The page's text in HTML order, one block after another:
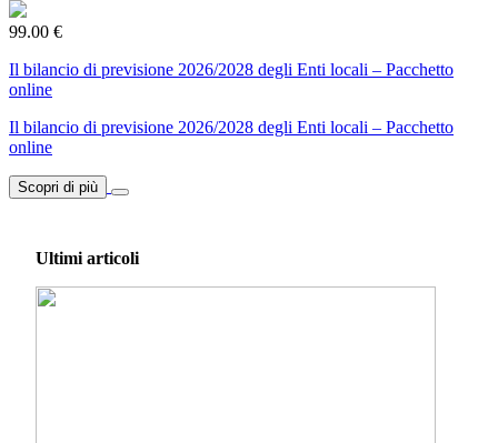
99.00 €
Il bilancio di previsione 2026/2028 degli Enti locali – Pacchetto
online
Il bilancio di previsione 2026/2028 degli Enti locali – Pacchetto
online
Scopri di più
Ultimi articoli